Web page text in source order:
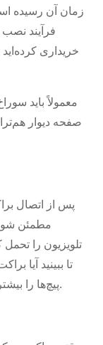
زمان آن رسیده
فرآیند نصب
خریداری کرده‌اید
معمولاً باید
صفحه دیوار
پس از اتصال
مطمئن
تلویزیون را تحمل
تا ببینید آیا
پیچ‌ها را بیشتر محکم کنید یا موقعیت براکت را تنظیم کنید.